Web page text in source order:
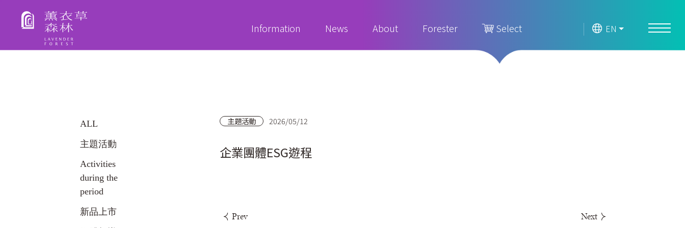
Information News About Forester Select EN
ALL
主題活動
Activities
during the
period
新品上市
主題活動 2026/05/12
企業團體ESG遊程
Prev Next